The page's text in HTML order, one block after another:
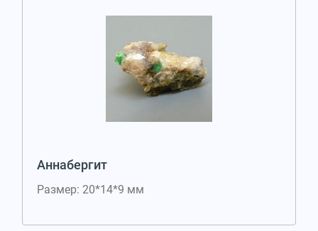
Аннабергит
Размер: 20*14*9 мм